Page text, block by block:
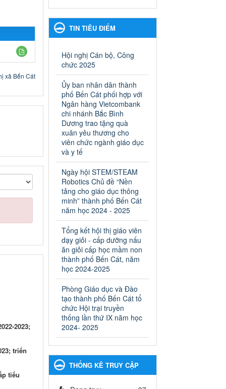
xã Bến Cát
2023;
triển
tiểu
thẩm quyền giải quyết của sở,
ban, ngành, Ủy ban nhân dân
cấp xã thực hiện phi địa giới
hành chính trên địa bàn tỉnh
Ngày ban hành: 13/03/2025
Kế hoạch Phổ biến, giáo
dục pháp luật năm 2025 của
ngành Giáo dục và Đào tạo
thành phố Bến Cát
Kế hoạch Phổ biến, giáo dục
pháp luật năm 2025 của
ngành Giáo dục và Đào tạo
thành phố Bến Cát
Ngày ban hành: 28/02/2025
Quyết định công bố thủ tục
hành chính bị bãi bỏ trong
lĩnh vực giáo dục đào tạo
thuộc hệ giáo dục quốc
dân và cơ sở giáo dục khác
thuộc thẩm quyền giải
quyết của Sở Giáo dục và
Đào tạo, Ủy ban nhân dân
cấp huyện
Quyết định công bố thủ tục
hành chính bị bãi bỏ trong lĩnh
vực giáo dục đào tạo thuộc hệ
giáo dục quốc dân và cơ sở
giáo dục khác thuộc thẩm
quyền giải quyết của Sở Giáo
dục và Đào tạo, Ủy ban nhân
dân cấp huyện
TIN TIÊU ĐIỂM
Hội nghị Cán bộ, Công
chức 2025
Ủy ban nhân dân thành
phố Bến Cát phối hợp với
Ngân hàng Vietcombank
chi nhánh Bắc Bình
Dương trao tặng quà
xuân yêu thương cho
viên chức ngành giáo dục
và y tế
Ngày hội STEM/STEAM
Robotics Chủ đề “Nền
tảng cho giáo dục thông
minh” thành phố Bến Cát
năm học 2024 - 2025
Tổng kết hội thị giáo viên
dạy giỏi - cấp dưỡng nấu
ăn giỏi cấp học mầm non
thành phố Bến Cát, năm
học 2024-2025
Phòng Giáo dục và Đào
tạo thành phố Bến Cát tổ
chức Hội trại truyền
thống lần thứ IX năm học
2024- 2025
THỐNG KÊ TRUY CẬP